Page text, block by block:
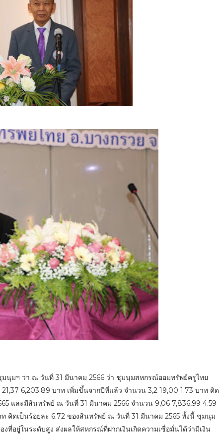
นุมฯ ว่า ณ วันที่ 31 มีนาคม 2566 ว่า ชุมนุมสหกรณ์ออมทรัพย์ครูไทย
6,203.89 บาท เพิ่มขึ้นจากปีที่แล้ว จำนวน 3,2 19,00 1.73 บาท คิด
และมีสินทรัพย์ ณ วันที่ 31 มีนาคม 2566 จำนวน 9,06 7,836,99 4.59
คิดเป็นร้อยละ 6.72 ของสินทรัพย์ ณ วันที่ 31 มีนาคม 2565 ทั้งนี้ ชุมนุม
อยู่ในระดับสูง ส่งผลให้สหกรณ์ที่ฝากเงินเกิดความเชื่อมั่นได้ว่ามีเงิน